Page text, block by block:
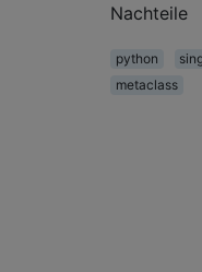
Nachteile
python
metaclass